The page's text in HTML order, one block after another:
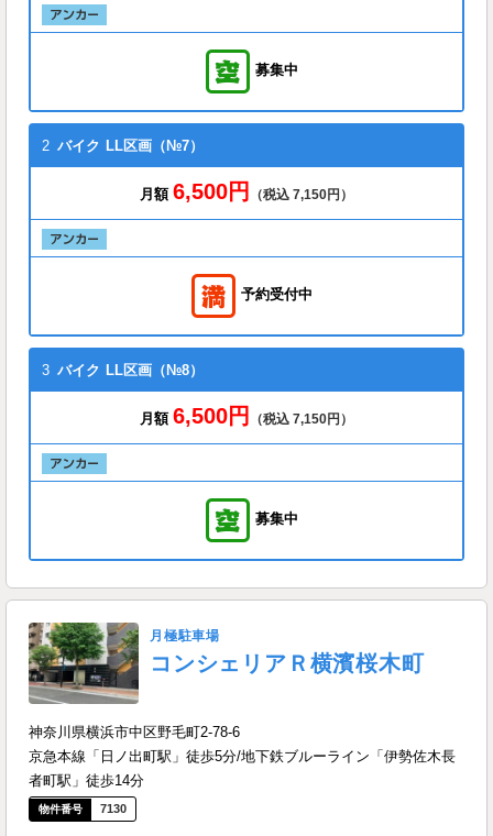
募集中
2 バイク LL区画（№7）
月額 6,500円 （税込 7,150円）
予約受付中
3 バイク LL区画（№8）
月額 6,500円 （税込 7,150円）
募集中
月極駐車場
コンシェリアＲ横濱桜木町
神奈川県横浜市中区野毛町2-78-6
京急本線「日ノ出町駅」徒歩5分/地下鉄ブルーライン「伊勢佐木長
者町駅」徒歩14分
7130